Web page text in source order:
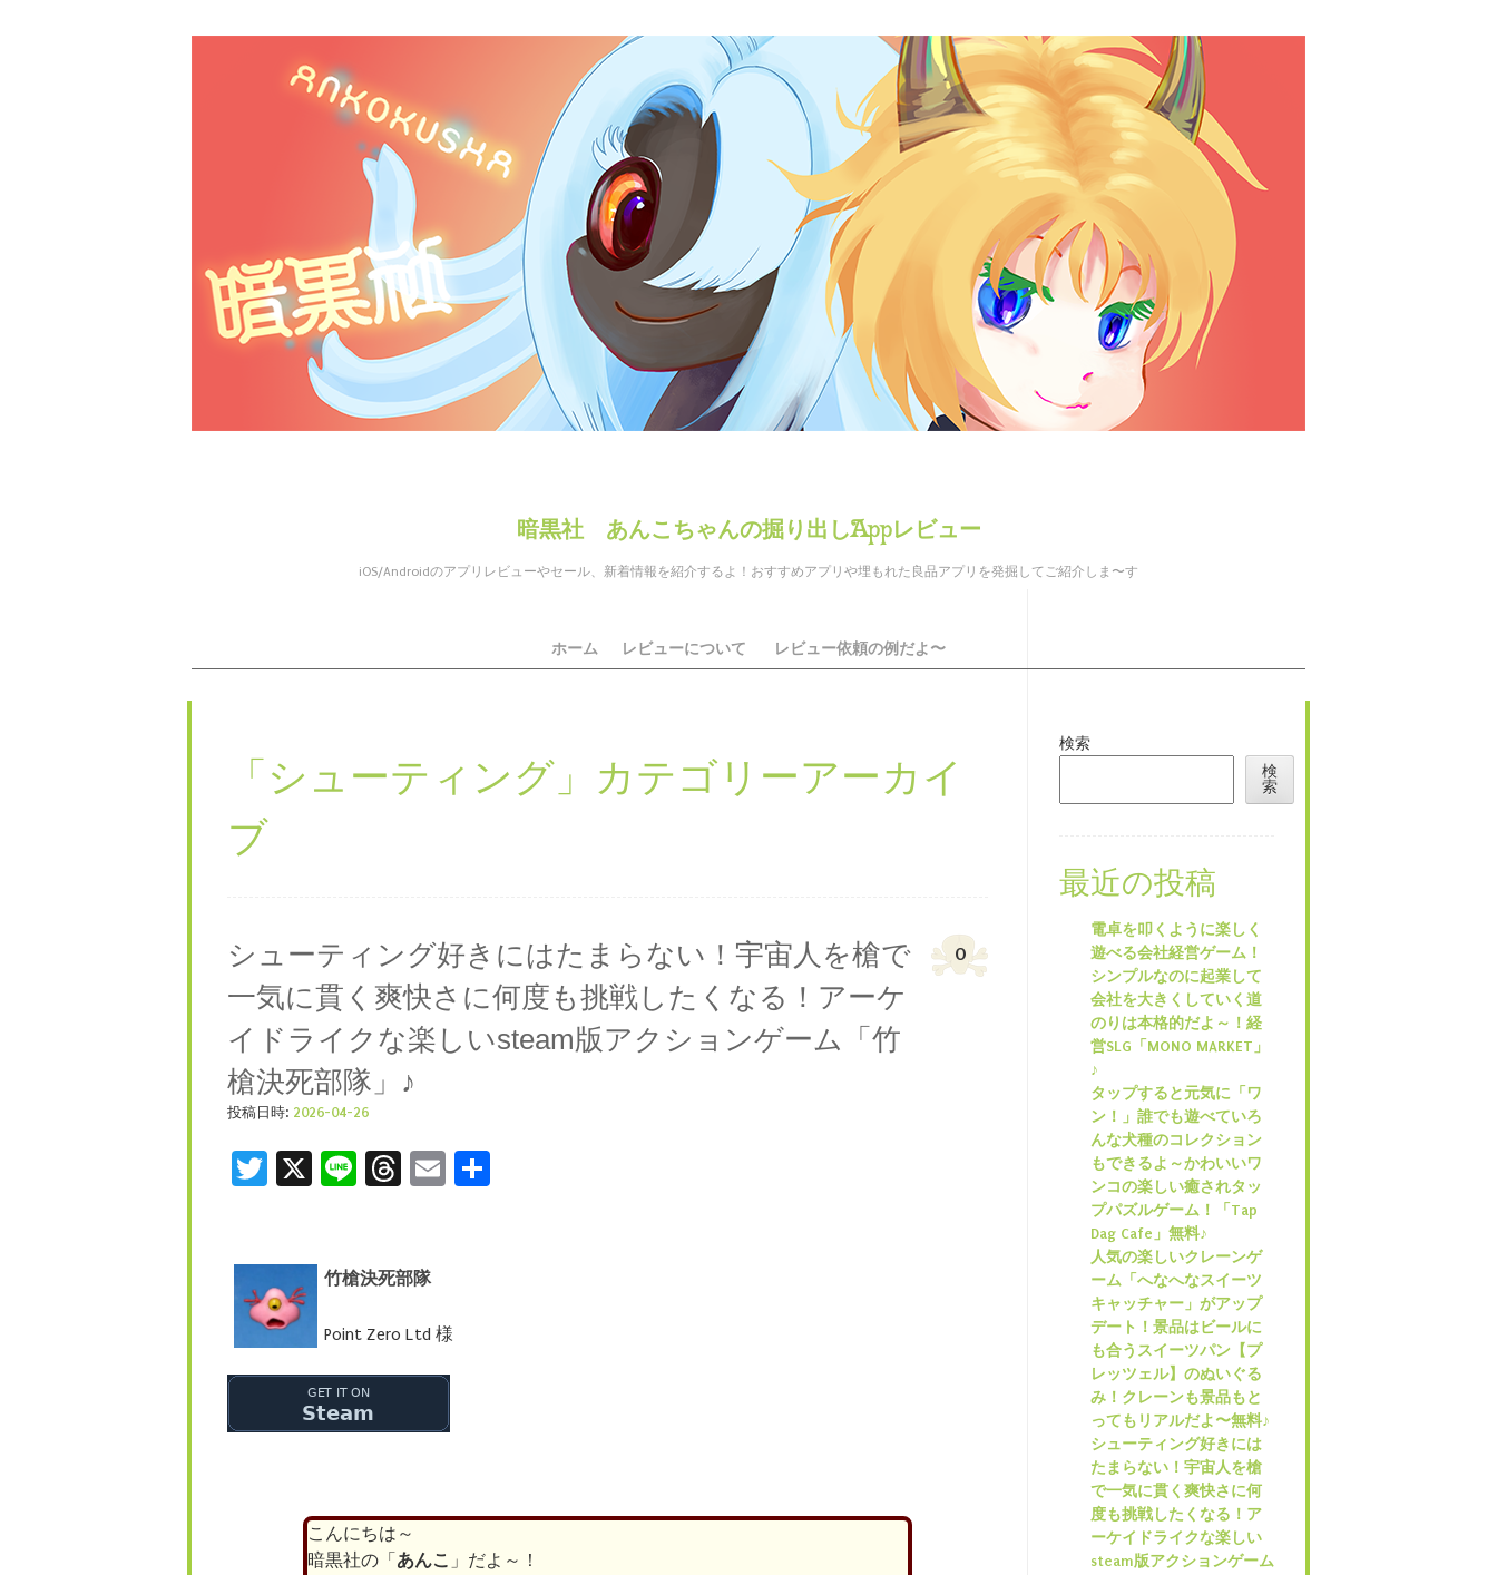
暗黒社 あんこちゃんの掘り出しAppレビュー
iOS/Androidのアプリレビューやセール、新着情報を紹介するよ！おすすめアプリや埋もれた良品アプリを発掘してご紹介しま〜す
メニュー ホーム レビューについて レビュー依頼の例だよ〜
「シューティング」カテゴリーアーカイ
ブ
シューティング好きにはたまらない！宇宙人を槍で
一気に貫く爽快さに何度も挑戦したくなる！アーケ
イドライクな楽しいsteam版アクションゲーム「竹
槍決死部隊」♪
0
投稿日時: 2026-04-26
Twitter
X LineThreads
Email
竹槍決死部隊
Point Zero Ltd 様
こんにちは～
暗黒社の「 あんこ 」だよ～！
検索
検
索
最近の投稿
電卓を叩くように楽しく
遊べる会社経営ゲーム！
シンプルなのに起業して
会社を大きくしていく道
のりは本格的だよ～！経
営SLG「MONO MARKET」
♪
タップすると元気に「ワ
ン！」誰でも遊べていろ
んな犬種のコレクション
もできるよ～かわいいワ
ンコの楽しい癒されタッ
プパズルゲーム！「Tap
Dag Cafe」無料♪
人気の楽しいクレーンゲ
ーム「へなへなスイーツ
キャッチャー」がアップ
デート！景品はビールに
も合うスイーツパン【プ
レッツェル】のぬいぐる
み！クレーンも景品もと
ってもリアルだよ〜無料♪
シューティング好きには
たまらない！宇宙人を槍
で一気に貫く爽快さに何
度も挑戦したくなる！ア
ーケイドライクな楽しい
steam版アクションゲーム